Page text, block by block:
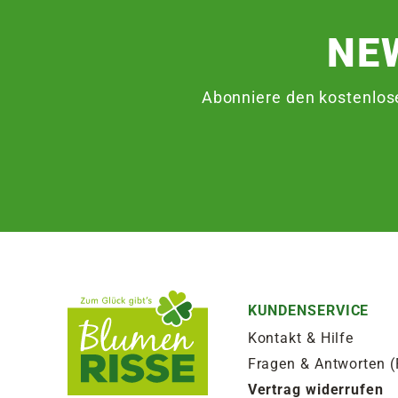
Abonniere den
KUNDENSERVICE
Kontakt & Hilfe
Fragen & Antworten
Vertrag widerrufen